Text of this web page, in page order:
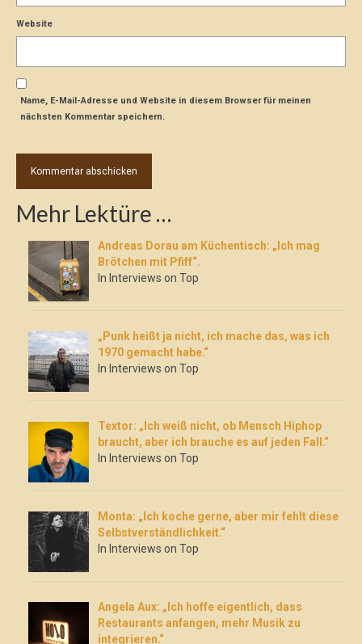
Website
Name, E-Mail-Adresse und Website in diesem Browser für meinen
nächsten Kommentar speichern.
Mehr Lektüre …
Andreas Dorau am Küchentisch: „Ich mag
Brötchen mit Pfiff“.
In Interviews on Top
„Punk heißt ja nicht, ich mache das, was ich
1970 gemacht habe.“
In Interviews on Top
Textor: „Ich weiß nicht, ob Mensch Hiphop
braucht, aber ich brauche es auf jeden Fall.“
In Interviews on Top
Monta: „Ich koche gerne, aber mir fehlt diese
Selbstverständlichkeit.“
In Interviews on Top
Angela Aux: „Ich hoffe eigentlich, dass
Restaurants anfangen, mehr Musik zu
integrieren.“